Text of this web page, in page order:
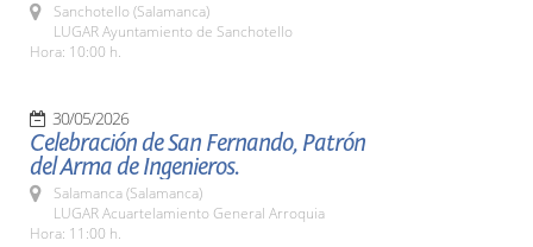
Sanchotello (Salamanca)
LUGAR Ayuntamiento de Sanchotello
Hora: 10:00 h.
30/05/2026
Celebración de San Fernando, Patrón
del Arma de Ingenieros.
Salamanca (Salamanca)
LUGAR Acuartelamiento General Arroquia
Hora: 11:00 h.